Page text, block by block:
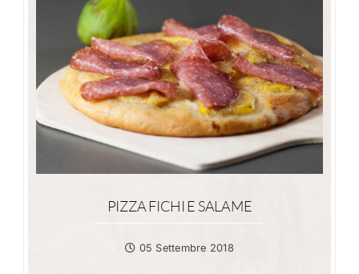
PIZZA FICHI E SALAME
05 Settembre 2018